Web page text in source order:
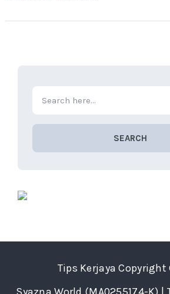
SEARCH
Tips Kerjaya Copyright